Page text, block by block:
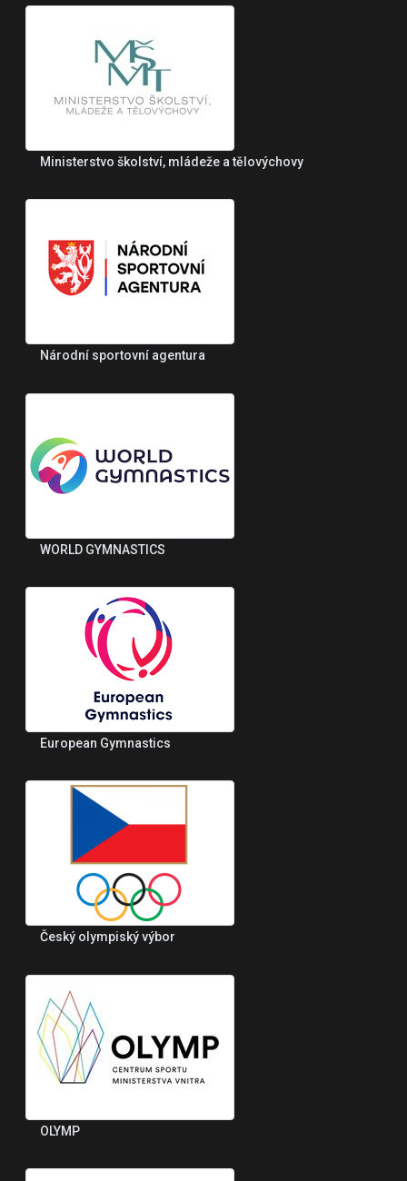
Ministerstvo školství, mládeže a tělovýchovy
Národní sportovní agentura
WORLD GYMNASTICS
European Gymnastics
Český olympiský výbor
OLYMP